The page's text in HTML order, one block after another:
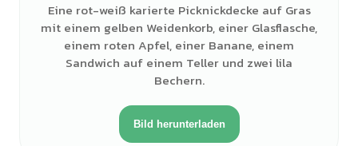
Eine rot-weiß karierte Picknickdecke auf Gras
mit einem gelben Weidenkorb, einer Glasflasche,
einem roten Apfel, einer Banane, einem
Sandwich auf einem Teller und zwei lila
Bechern.
Bild herunterladen